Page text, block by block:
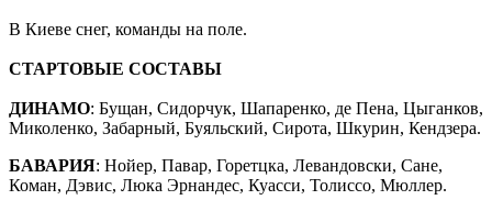
В Киеве снег, команды на поле.
СТАРТОВЫЕ СОСТАВЫ
ДИНАМО: Бущан, Сидорчук, Шапаренко, де Пена, Цыганков,
Миколенко, Забарный, Буяльский, Сирота, Шкурин, Кендзера.
БАВАРИЯ: Нойер, Павар, Горетцка, Левандовски, Сане,
Коман, Дэвис, Люка Эрнандес, Куасси, Толиссо, Мюллер.